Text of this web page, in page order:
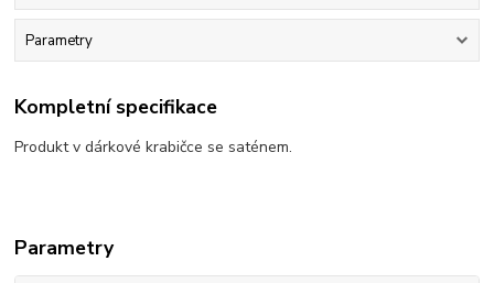
Parametry
Kompletní specifikace
Produkt v dárkové krabičce se saténem.
Parametry